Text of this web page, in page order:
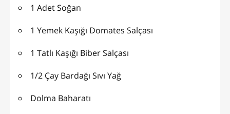
1 Adet Soğan
1 Yemek Kaşığı Domates Salçası
1 Tatlı Kaşığı Biber Salçası
1/2 Çay Bardağı Sıvı Yağ
Dolma Baharatı